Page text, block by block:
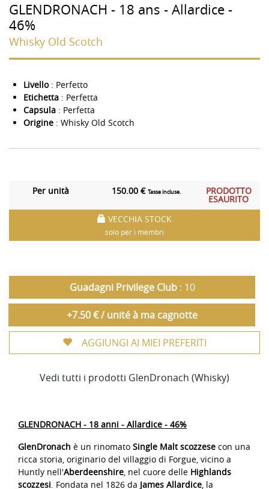
GLENDRONACH - 18 ans - Allardice -
46%
Whisky Old Scotch
Livello: Perfetto
Etichetta : Perfetta
Capsula : Perfetta
Origine : Whisky Old Scotch
Per unità 150.00 €Tasse incluse. PRODOTTO
ESAURITO
VECCHIA STOCK
solo per i membri
Guadagni Privilege Club: 10
+7.50 € / unité à ma cagnotte
AGGIUNGI AI MIEI PREFERITI
Vedi tutti i prodotti GlenDronach (Whisky)
GLENDRONACH - 18 anni - Allardice - 46%
GlenDronach è un rinomato Single Malt scozzese con una
ricca storia, originario del villaggio di Forgue, vicino a
Huntly nell'Aberdeenshire, nel cuore delle Highlands
scozzesi. Fondata nel 1826 da James Allardice, la